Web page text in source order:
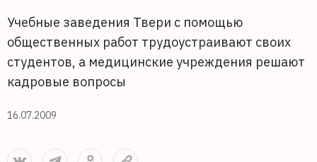
Учебные заведения Твери с помощью
общественных работ трудоустраивают своих
студентов, а медицинские учреждения решают
кадровые вопросы
16.07.2009